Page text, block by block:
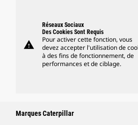
warning
Réseaux Sociaux
Des Cookies Sont Requis
Pour activer cette fonction, vous
devez accepter l'utilisation de
à des fins de fonctionnement, de
performances et de ciblage.
Marques Caterpillar